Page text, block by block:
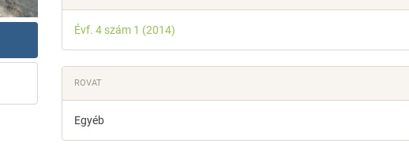
Évf. 4 szám 1 (2014)
ROVAT
Egyéb